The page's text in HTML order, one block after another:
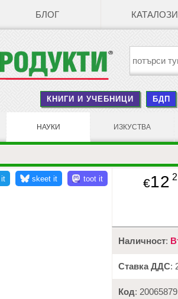
БЛОГ КАТАЛОЗИ
КНИГИ И УЧЕБНИЦИ БДП
НАУКИ ИЗКУСТВА
€12
Наличност:
Ставка ДДС:
Код: 20065879